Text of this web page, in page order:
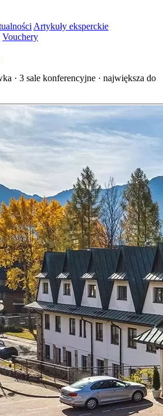
Artykuły eksperckie
Vouchery
· 3 sale konferencyjne · największa do